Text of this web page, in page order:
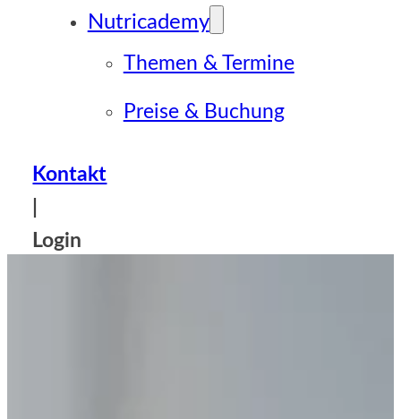
Nutricademy
Themen & Termine
Preise & Buchung
Kontakt
Login